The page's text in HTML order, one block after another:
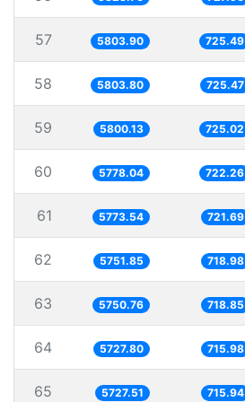
57 5803.90 725.49
58 5803.80 725.47
59 5800.13 725.02
60 5778.04 722.26
61 5773.54 721.69
62 5751.85 718.98
63 5750.76 718.85
64 5727.80 715.98
65 5727.51 715.94